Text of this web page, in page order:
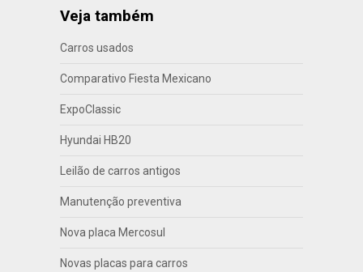
Veja também
Carros usados
Comparativo Fiesta Mexicano
ExpoClassic
Hyundai HB20
Leilão de carros antigos
Manutenção preventiva
Nova placa Mercosul
Novas placas para carros